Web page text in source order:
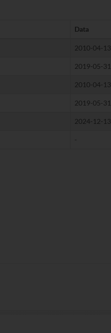
Data
2010-04-13
2019-05-31
2010-04-13
2019-05-31
2024-12-13
-